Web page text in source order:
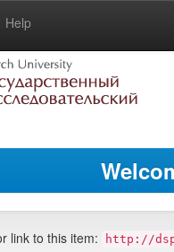
Help
link to this item: http://